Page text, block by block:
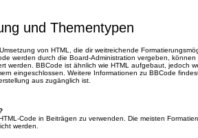
und Thementypen
von HTML, die dir weitreichende
werden durch die Board-Administration vergeben,
werden. BBCode ist ähnlich wie HTML aufgebaut, jedoch
eingeschlossen. Weitere Informationen zu BBCode
aus zugänglich ist.
Code in Beiträgen zu verwenden. Die meisten
werden.